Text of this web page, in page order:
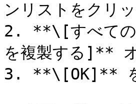
ンリストをク
2. **\[すべての
を複製する]**
3. **\[OK]** を